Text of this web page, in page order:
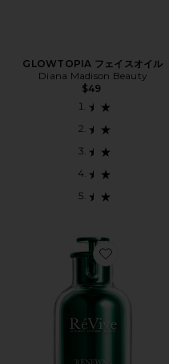
GLOWTOPIA フェイスオイル
Diana Madison Beauty
$49
Favorite オイル